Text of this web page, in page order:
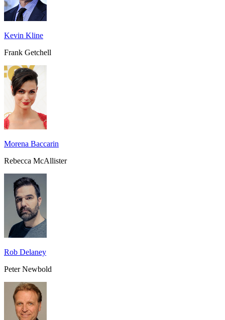
Kevin Kline
Frank Getchell
Morena Baccarin
Rebecca McAllister
Rob Delaney
Peter Newbold